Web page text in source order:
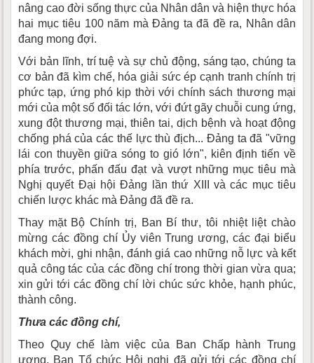
nâng cao đời sống thực của Nhân dân và hiện thực hóa
hai mục tiêu 100 năm mà Đảng ta đã đề ra, Nhân dân
đang mong đợi.
Với bản lĩnh, trí tuệ và sự chủ động, sáng tạo, chúng ta
cơ bản đã kìm chế, hóa giải sức ép cạnh tranh chính trị
phức tạp, ứng phó kịp thời với chính sách thương mại
mới của một số đối tác lớn, với đứt gãy chuỗi cung ứng,
xung đột thương mại, thiên tai, dịch bệnh và hoạt động
chống phá của các thế lực thù địch... Đảng ta đã "vững
lái con thuyền giữa sóng to gió lớn", kiên định tiến về
phía trước, phấn đấu đạt và vượt những mục tiêu mà
Nghị quyết Đại hội Đảng lần thứ XIII và các mục tiêu
chiến lược khác mà Đảng đã đề ra.
Thay mặt Bộ Chính trị, Ban Bí thư, tôi nhiệt liệt chào
mừng các đồng chí Ủy viên Trung ương, các đại biểu
khách mời, ghi nhận, đánh giá cao những nỗ lực và kết
quả công tác của các đồng chí trong thời gian vừa qua;
xin gửi tới các đồng chí lời chúc sức khỏe, hạnh phúc,
thành công.
Thưa các đồng chí,
Theo Quy chế làm việc của Ban Chấp hành Trung
ương, Ban Tổ chức Hội nghị đã gửi tới các đồng chí